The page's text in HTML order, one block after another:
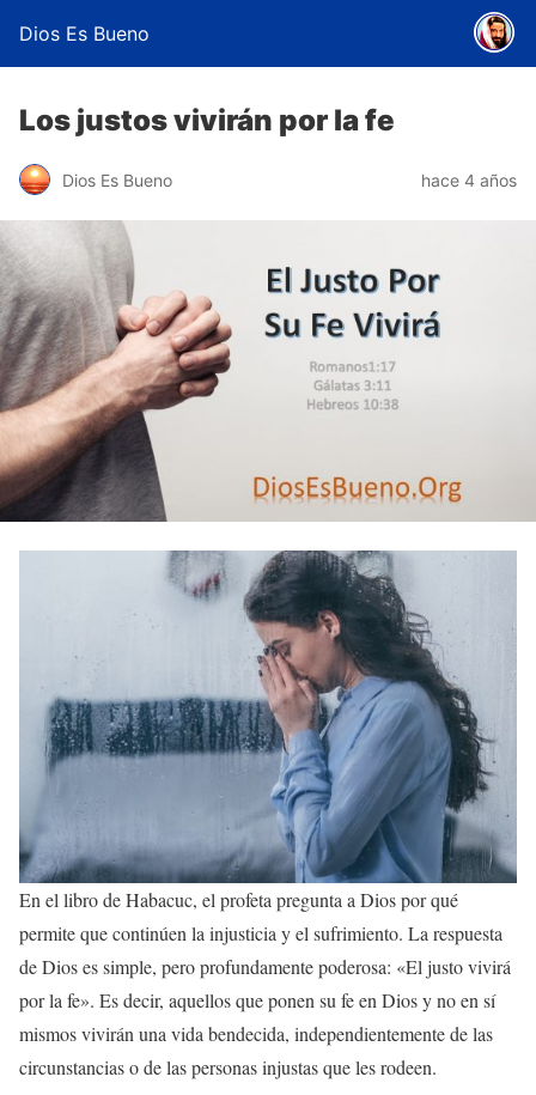
Dios Es Bueno
Los justos vivirán por la fe
Dios Es Bueno hace 4 años
En el libro de Habacuc, el profeta pregunta a Dios por qué
permite que continúen la injusticia y el sufrimiento. La respuesta
de Dios es simple, pero profundamente poderosa: «El justo vivirá
por la fe». Es decir, aquellos que ponen su fe en Dios y no en sí
mismos vivirán una vida bendecida, independientemente de las
circunstancias o de las personas injustas que les rodeen.